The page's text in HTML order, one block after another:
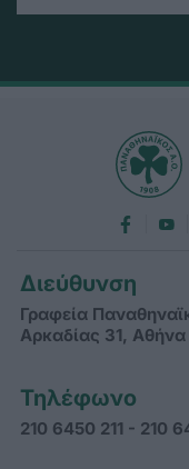
Διεύθυνση
Γραφεία
Αρκαδίας 31, Αθήνα
Τηλέφωνο
210 6450 211 - 210